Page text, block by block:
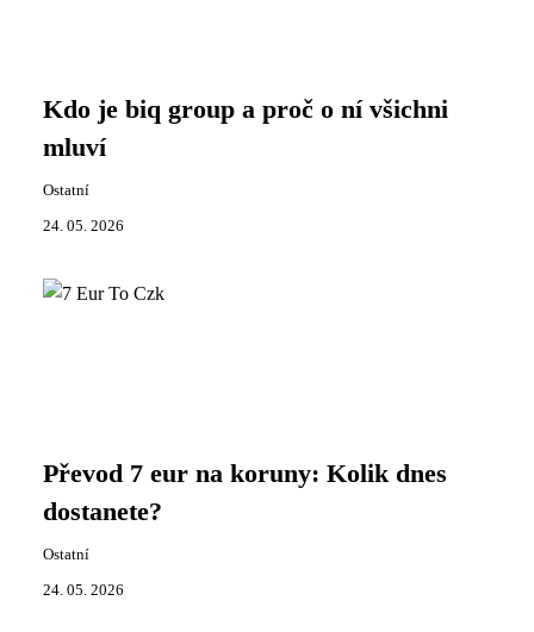
Kdo je biq group a proč o ní všichni
mluví
Ostatní
24. 05. 2026
Převod 7 eur na koruny: Kolik dnes
dostanete?
Ostatní
24. 05. 2026